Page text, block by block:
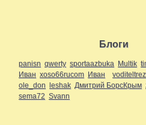
Блоги
panisn qwerty sportaazbuka Multik
Иван xoso66rucom Иван voditeltrez
ole_don leshak Дмитрий БорсКрым
sema72 Svann